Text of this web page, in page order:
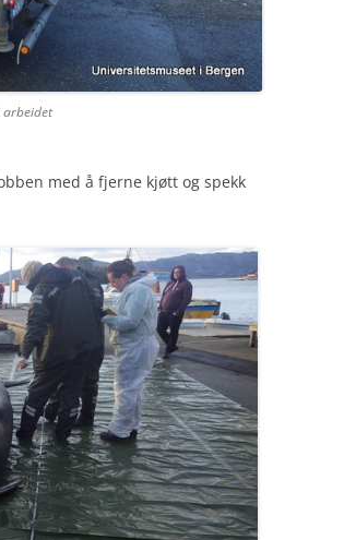
arbeidet
med å fjerne kjøtt og spekk